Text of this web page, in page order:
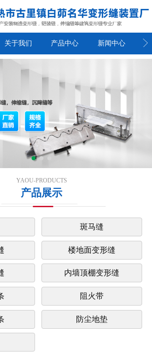
关于我们 产品中心 新闻中心
YAOU-PRODUCTS
产品展示
斑马缝
楼地面变形缝
内墙顶棚变形缝
阻火带
防尘地垫